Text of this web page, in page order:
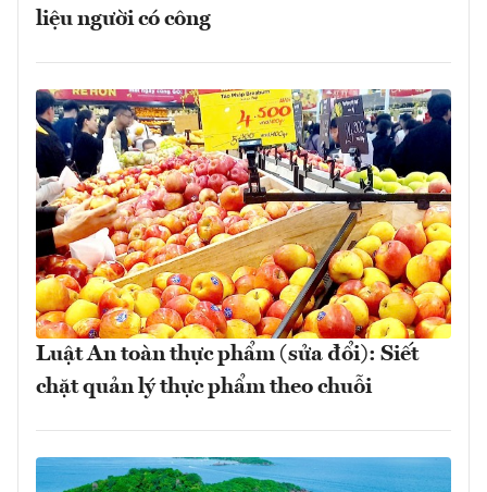
liệu người có công
Luật An toàn thực phẩm (sửa đổi): Siết
chặt quản lý thực phẩm theo chuỗi